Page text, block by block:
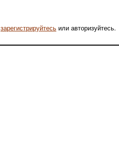
зарегистрируйтесь или авторизуйтесь.